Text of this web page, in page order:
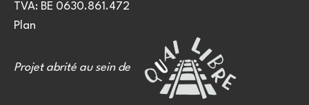
TVA: BE 0630.861.472
Plan
Projet abrité au sein de